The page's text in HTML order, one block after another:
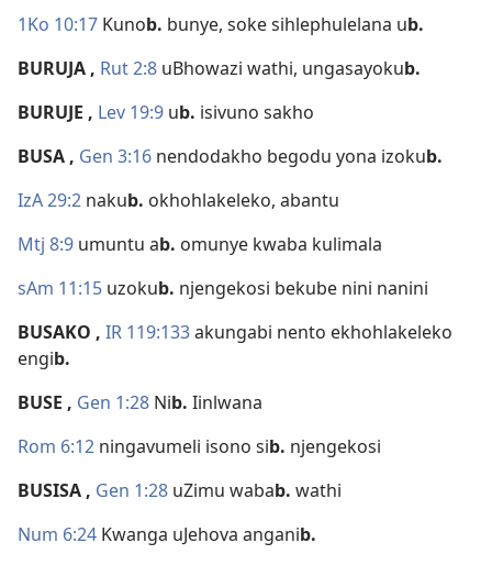
1Ko 10:17 Kunob. bunye, soke sihlephulelana ub.
BURUJA, Rut 2:8 uBhowazi wathi, ungasayokub.
BURUJE , Lev 19:9 ub. isivuno sakho
BUSA, Gen 3:16 nendodakho begodu yona izokub.
IzA 29:2 nakub. okhohlakeleko, abantu
Mtj 8:9 umuntu ab. omunye kwaba kulimala
sAm 11:15 uzokub. njengekosi bekube nini nanini
BUSAKO , IR 119:133akungabi nento ekhohlakeleko
engib.
BUSE , Gen 1:28 Nib. Iinlwana
Rom 6:12 ningavumeli isono sib. njengekosi
BUSISA, Gen 1:28 uZimu wabab. wathi
Num 6:24 Kwanga uJehova anganib.